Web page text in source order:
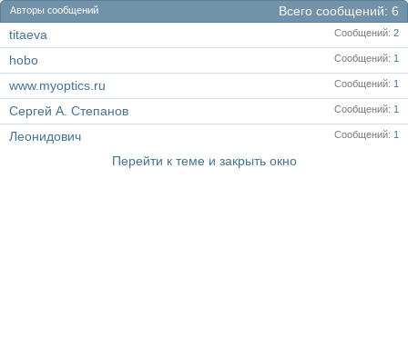
Всего сообщений 6
Авторы сообщений
Сообщений 2
titaeva
Сообщений 1
hobo
Сообщений 1
www.myoptics.ru
Сообщений 1
Сергей А. Степанов
Сообщений 1
Леонидович
Перейти к теме и закрыть окно